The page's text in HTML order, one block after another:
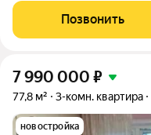
Позвонить
7 990 000 ₽
77,8 м² 3-комн. квартира
новостройка